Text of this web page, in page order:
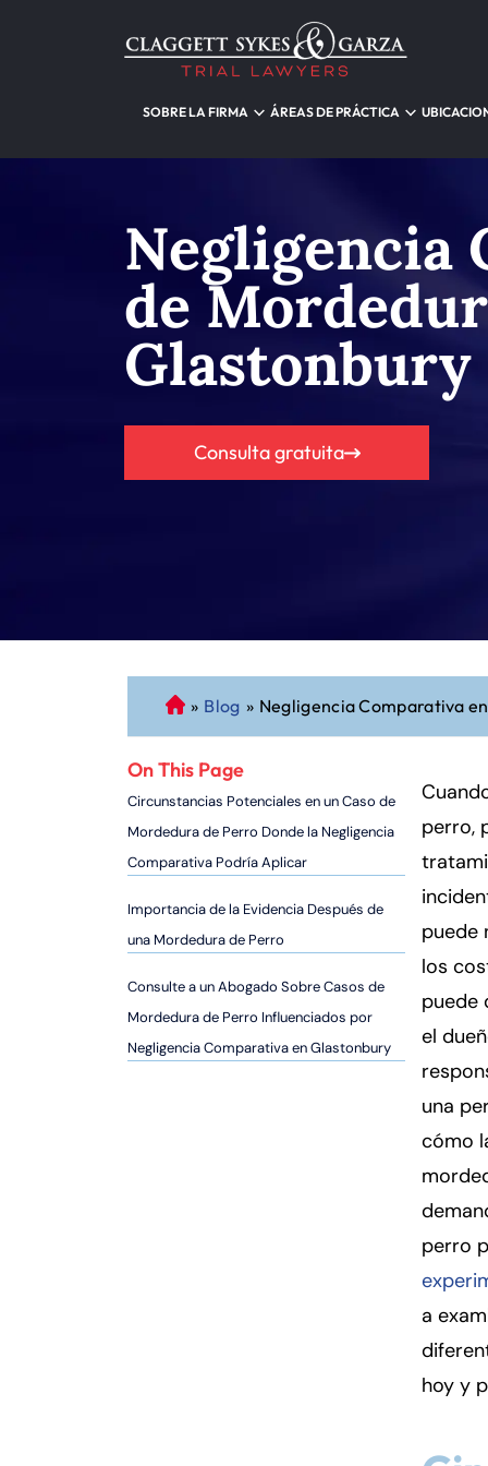
SOBRE LA FIRMA ÁREAS DE PRÁCTICA
Negligencia
de
Glastonbury
Consulta gratuita
A
b
o
d
o
P
er
so
al
» Blog » Negligencia Comparativa
On This Page
Circunstancias Potenciales en un Caso de
Mordedura de Perro Donde la Negligencia
Comparativa Podría Aplicar
Importancia de la Evidencia Después de
una Mordedura de Perro
Consulte a un Abogado Sobre Casos de
Mordedura de Perro Influenciados por
Negligencia Comparativa en Glastonbury
perro,
puede
los
puede
el
una
cómo
perro
a
hoy y